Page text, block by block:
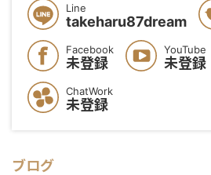
Line
takeharu87dream
Facebook
未登録
YouTube
未登録
ChatWork
未登録
ブログ